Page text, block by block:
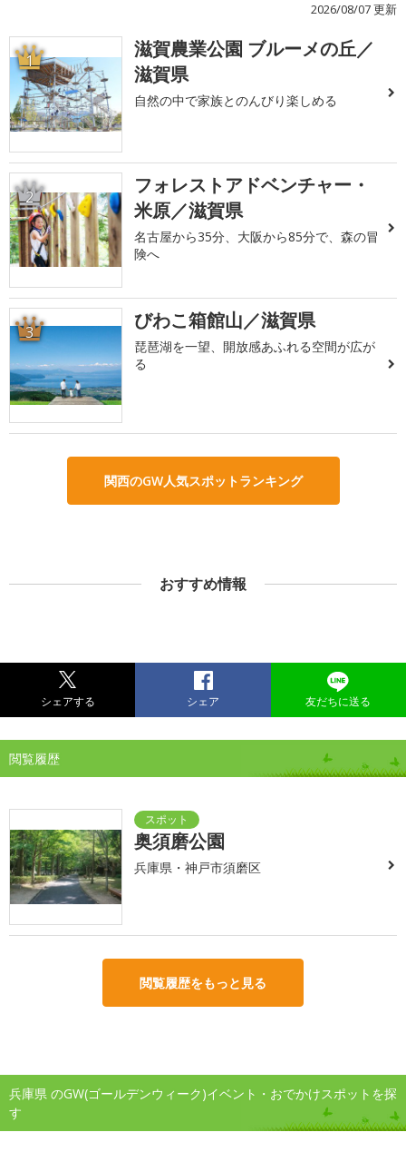
2026/08/07 更新
1
滋賀農業公園 ブルーメの丘／
滋賀県
自然の中で家族とのんびり楽しめる
2
フォレストアドベンチャー・
米原／滋賀県
名古屋から35分、大阪から85分で、森の冒
険へ
3 びわこ箱館山／滋賀県
琵琶湖を一望、開放感あふれる空間が広が
る
関西のGW人気スポットランキング
おすすめ情報
シェアする シェア 友だちに送る
閲覧履歴
奥須磨公園
兵庫県・神戸市須磨区
閲覧履歴をもっと見る
兵庫県 のGW(ゴールデンウィーク)イベント・おでかけスポットを探
す